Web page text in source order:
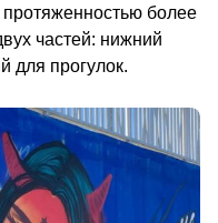
более
частей: нижний